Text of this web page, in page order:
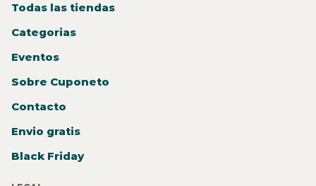
Todas las tiendas
Categorias
Eventos
Sobre Cuponeto
Contacto
Envio gratis
Black Friday